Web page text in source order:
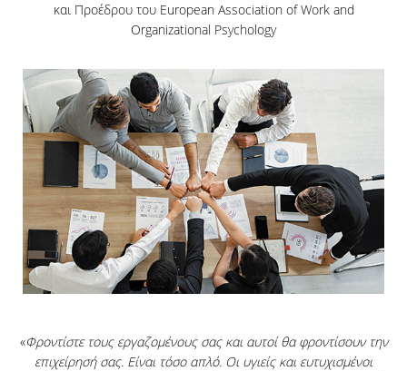
και Προέδρου του European Association of Work and
Organizational Psychology
«Φροντίστε τους εργαζομένους σας και αυτοί θα φροντίσουν την
επιχείρησή σας. Είναι τόσο απλό. Οι υγιείς και ευτυχισμένοι